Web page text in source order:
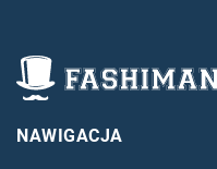
NAWIGACJA